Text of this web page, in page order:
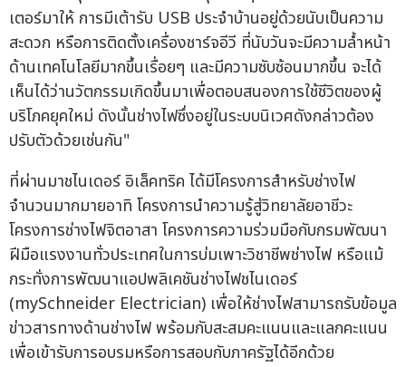
เตอร์มาให้ การมีเต้ารับ USB ประจำบ้านอยู่ด้วยนับเป็นความ
สะดวก หรือการติดตั้งเครื่องชาร์จอีวี ที่นับวันจะมีความล้ำหน้า
ด้านเทคโนโลยีมากขึ้นเรื่อยๆ และมีความซับซ้อนมากขึ้น จะได้
เห็นได้ว่านวัตกรรมเกิดขึ้นมาเพื่อตอบสนองการใช้ชีวิตของผู้
บริโภคยุคใหม่ ดังนั้นช่างไฟซึ่งอยู่ในระบบนิเวศดังกล่าวต้อง
ปรับตัวด้วยเช่นกัน"
ที่ผ่านมาชไนเดอร์ อิเล็คทริค ได้มีโครงการสำหรับช่างไฟ
จำนวนมากมายอาทิ โครงการนำความรู้สู่วิทยาลัยอาชีวะ
โครงการช่างไฟจิตอาสา โครงการความร่วมมือกับกรมพัฒนา
ฝีมือแรงงานทั่วประเทศในการบ่มเพาะวิชาชีพช่างไฟ หรือแม้
กระทั่งการพัฒนาแอปพลิเคชันช่างไฟชไนเดอร์
(mySchneider Electrician) เพื่อให้ช่างไฟสามารถรับข้อมูล
ข่าวสารทางด้านช่างไฟ พร้อมกับสะสมคะแนนและแลกคะแนน
เพื่อเข้ารับการอบรมหรือการสอบกับภาครัฐได้อีกด้วย